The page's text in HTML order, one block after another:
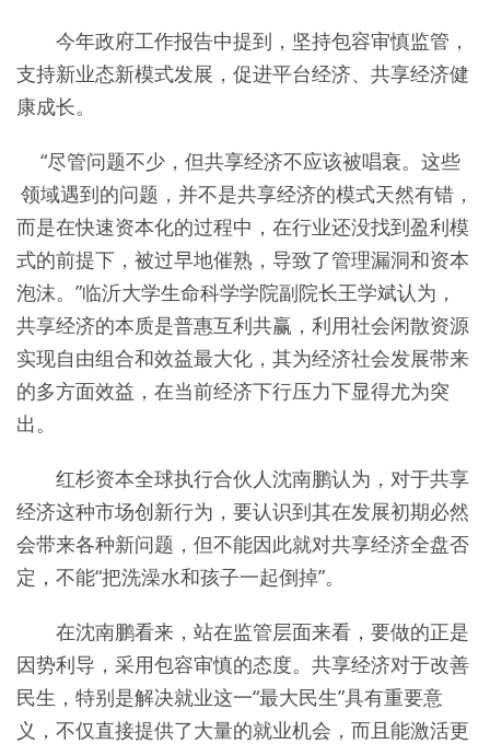
今年政府工作报告中提到，坚持包容审慎监管，
支持新业态新模式发展，促进平台经济、共享经济健
康成长。
“尽管问题不少，但共享经济不应该被唱衰。这些
领域遇到的问题，并不是共享经济的模式天然有错，
而是在快速资本化的过程中，在行业还没找到盈利模
式的前提下，被过早地催熟，导致了管理漏洞和资本
泡沫。”临沂大学生命科学学院副院长王学斌认为，
共享经济的本质是普惠互利共赢，利用社会闲散资源
实现自由组合和效益最大化，其为经济社会发展带来
的多方面效益，在当前经济下行压力下显得尤为突
出。
红杉资本全球执行合伙人沈南鹏认为，对于共享
经济这种市场创新行为，要认识到其在发展初期必然
会带来各种新问题，但不能因此就对共享经济全盘否
定，不能“把洗澡水和孩子一起倒掉”。
在沈南鹏看来，站在监管层面来看，要做的正是
因势利导，采用包容审慎的态度。共享经济对于改善
民生，特别是解决就业这一“最大民生”具有重要意
义，不仅直接提供了大量的就业机会，而且能激活更